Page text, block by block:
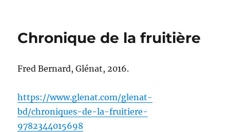
Chronique de la fruitière
Fred Bernard, Glénat, 2016.
https://www.glenat.com/glenat-
bd/chroniques-de-la-fruitiere-
9782344015698